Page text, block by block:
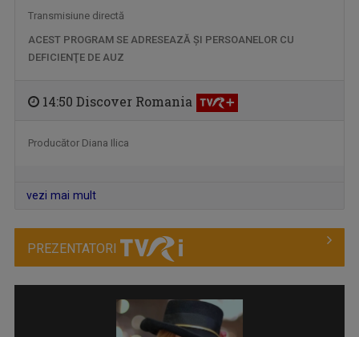
LA TVRI
UN DOCTOR PENTRU DUMNEAVOASTRĂ
Medicii români, specialiști de renume, ...
Transmisiune directă
ACEST PROGRAM SE ADRESEAZĂ ŞI PERSOANELOR CU
DEFICIENŢE DE AUZ
14:50 Discover Romania
Producător Diana Ilica
vezi mai mult
PREZENTATORI